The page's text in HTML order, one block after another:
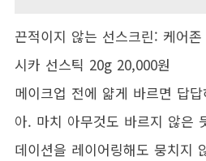
끈적이지 않는 선스크린: 케어
시카 선스틱 20g 20,000원
메이크업 전에 얇게 바르면 답
아. 마치 아무것도 바르지 않은
데이션을 레이어링해도 뭉치지